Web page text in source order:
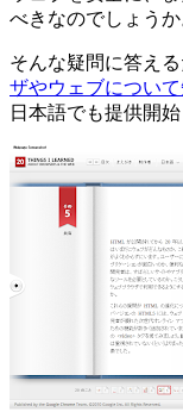
べきなのでしょうか
そんな疑問に答え
ザやウェブについ
日本語でも提供開始